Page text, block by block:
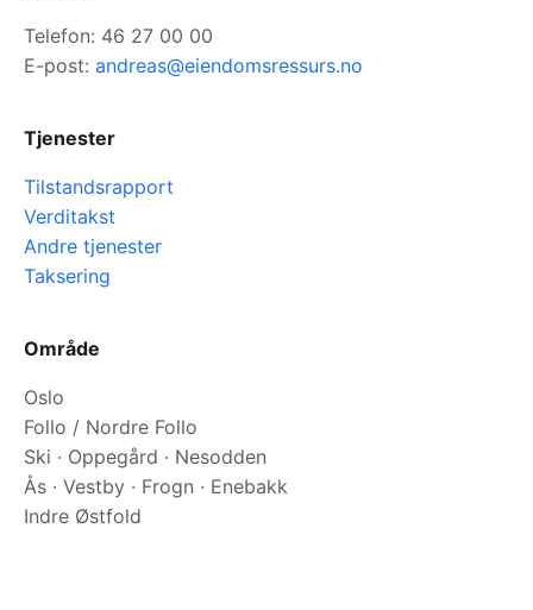
Telefon: 46 27 00 00
E-post: andreas@eiendomsressurs.no
Tjenester
Tilstandsrapport
Verditakst
Andre tjenester
Taksering
Område
Oslo
Follo / Nordre Follo
Ski · Oppegård · Nesodden
Ås · Vestby · Frogn · Enebakk
Indre Østfold